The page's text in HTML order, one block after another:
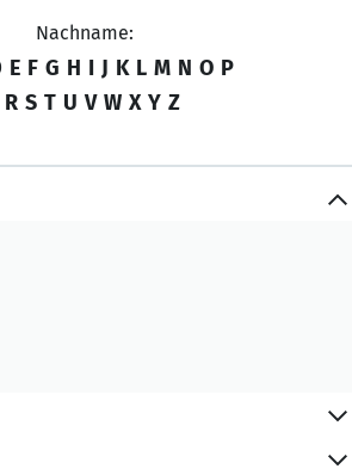
Nachname:
E F G H I J K L M N O P
R S T U V W X Y Z